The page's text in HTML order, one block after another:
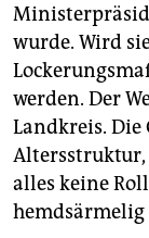
wurde. Wird
werden. Der
Landkreis. Die
Altersstruktur,
alles keine
hemdsärmelig